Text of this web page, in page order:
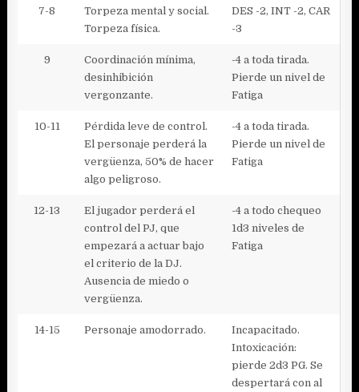
7-8
Torpeza mental y social.
Torpeza física.
DES -2, INT -2, CAR
-3
9
Coordinación mínima,
desinhibición
vergonzante.
-4 a toda tirada.
Pierde un nivel de
Fatiga
10-11
Pérdida leve de control.
El personaje perderá la
vergüenza, 50% de hacer
algo peligroso.
-4 a toda tirada.
Pierde un nivel de
Fatiga
12-13
El jugador perderá el
control del PJ, que
empezará a actuar bajo
el criterio de la DJ.
Ausencia de miedo o
vergüenza.
-4 a todo chequeo
1d3 niveles de
Fatiga
14-15 Personaje amodorrado.
Incapacitado.
Intoxicación:
pierde 2d3 PG. Se
despertará con al